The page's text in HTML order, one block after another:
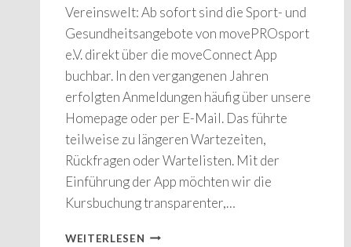
Vereinswelt: Ab sofort sind die Sport- und
Gesundheitsangebote von movePROsport
e.V. direkt über die moveConnect App
buchbar. In den vergangenen Jahren
erfolgten Anmeldungen häufig über unsere
Homepage oder per E-Mail. Das führte
teilweise zu längeren Wartezeiten,
Rückfragen oder Wartelisten. Mit der
Einführung der App möchten wir die
Kursbuchung transparenter,…
WEITERLESEN